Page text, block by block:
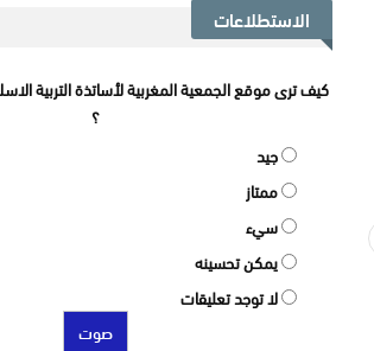
الاستطلاعات
كيف ترى موقع الجمعية المغربية لأساتذة التربية
؟
جيد
ممتاز
سيء
يمكن تحسينه
لا توجد تعليقات